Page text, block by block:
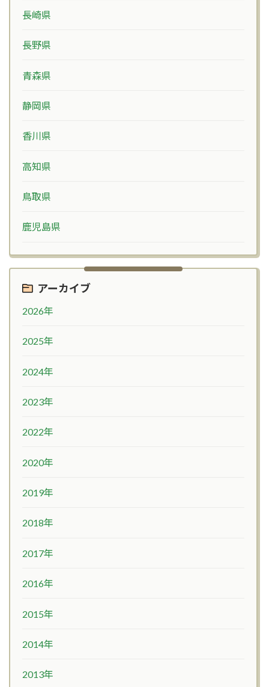
長崎県
長野県
青森県
静岡県
香川県
高知県
鳥取県
鹿児島県
アーカイブ
2026年
2025年
2024年
2023年
2022年
2020年
2019年
2018年
2017年
2016年
2015年
2014年
2013年